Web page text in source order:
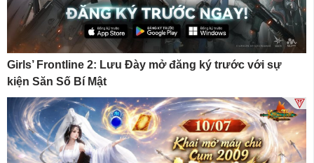
Girls’ Frontline 2: Lưu Đày mở đăng ký trước với sự
kiện Săn Số Bí Mật